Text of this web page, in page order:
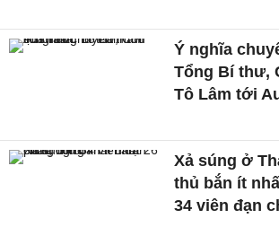
Ý nghĩa
Tổng Bí thư,
Tô Lâm tới
Xả súng ở
thủ bắn ít
34 viên đạn